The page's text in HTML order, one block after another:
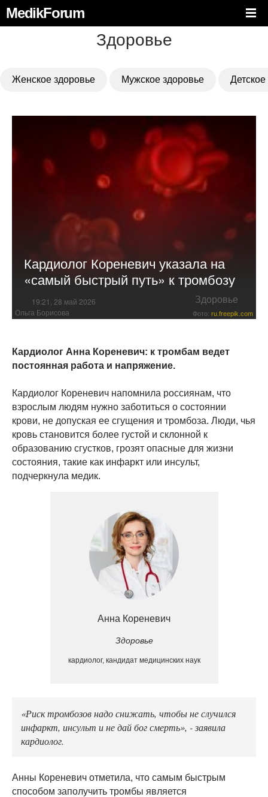
MedikForum
Здоровье
Женское здоровье Мужское здоровье
Кардиолог Кореневич указала на
«самый быстрый путь» к тромбозу
19:21, 28 май 2026 Здоровье
Ольга Борисова Фото: ru.freepik.com
Кардиолог Анна Кореневич: к тромбам ведет
постоянная работа и напряжение.
Кардиолог Кореневич напомнила россиянам, что
взрослым людям нужно заботиться о состоянии
крови, не допуская ее сгущения и тромбоза. Люди, чья
кровь становится более густой и склонной к
образованию сгустков, грозят опасные для жизни
состояния, такие как инфаркт или инсульт,
подчеркнула медик.
Анна Кореневич
Здоровье
кардиолог, кандидат медицинских наук
«Риск тромбозов надо снижать, чтобы не случился
инфаркт, инсульт и не дай бог смерть», - заявила
кардиолог.
Анны Кореневич отметила, что самым быстрым
способом заполучить тромбы является